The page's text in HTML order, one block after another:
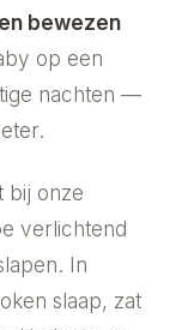
bewezen
op een
nachten —
bij onze
verlichtend
In
slaap, zat